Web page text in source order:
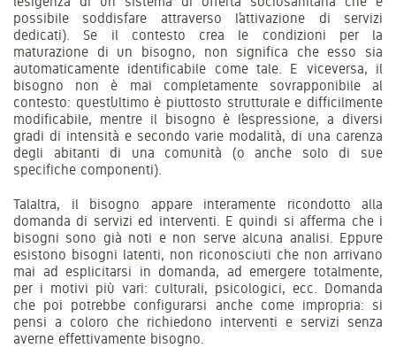
possibile soddisfare attraverso l’attivazione di servizi
dedicati). Se il contesto crea le condizioni per la
maturazione di un bisogno, non significa che esso sia
automaticamente identificabile come tale. E viceversa, il
bisogno non è mai completamente sovrapponibile al
contesto: quest’ultimo è piuttosto strutturale e difficilmente
modificabile, mentre il bisogno è l’espressione, a diversi
gradi di intensità e secondo varie modalità, di una carenza
degli abitanti di una comunità (o anche solo di sue
specifiche componenti).
Talaltra, il bisogno appare interamente ricondotto alla
domanda di servizi ed interventi. E quindi si afferma che i
bisogni sono già noti e non serve alcuna analisi. Eppure
esistono bisogni latenti, non riconosciuti che non arrivano
mai ad esplicitarsi in domanda, ad emergere totalmente,
per i motivi più vari: culturali, psicologici, ecc. Domanda
che poi potrebbe configurarsi anche come impropria: si
pensi a coloro che richiedono interventi e servizi senza
averne effettivamente bisogno.